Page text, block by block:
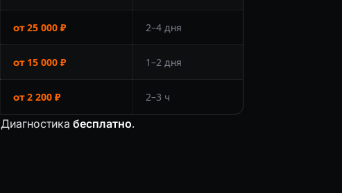
от 25 000 ₽ 2–4 дня
от 15 000 ₽ 1–2 дня
от 2 200 ₽ 2–3 ч
бесплатно.